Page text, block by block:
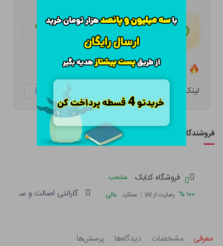
هـر قسط با تــرب‌پــی:۵۷,۲۷۵ تومان
لینک کوتاه: ketabtala.com/sbp-26339
فروشندگان این کالا
فروشگاه کتابک
منتخب
۱۰۰ % رضایت از کالا | عملکرد عالی گارانتی اصالت و سلامت
معرفی مشخصات دیدگاه‌ها پرسش‌ها